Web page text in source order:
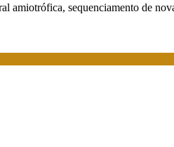
amiotrófica, sequenciamento de